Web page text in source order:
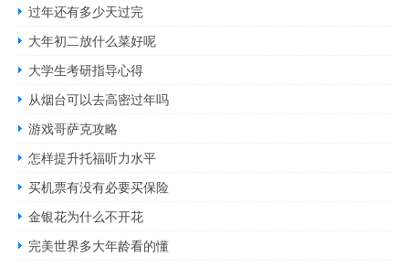
过年还有多少天过完
大年初二放什么菜好呢
大学生考研指导心得
从烟台可以去高密过年吗
游戏哥萨克攻略
怎样提升托福听力水平
买机票有没有必要买保险
金银花为什么不开花
完美世界多大年龄看的懂